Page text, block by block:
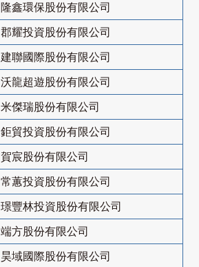
隆鑫環保股份有限公司
郡耀投資股份有限公司
建聯國際股份有限公司
沃龍超遊股份有限公司
米傑瑞股份有限公司
鉅貿投資股份有限公司
賀宸股份有限公司
常蕙投資股份有限公司
璟豐林投資股份有限公司
端方股份有限公司
昊域國際股份有限公司